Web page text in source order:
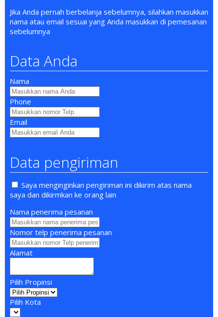
Jika Anda pernah berbelanja sebelumnya, silahkan masukkan
nama atau email sesuai yang Anda masukkan di pemesanan
sebelumnya
Data Anda
Nama
Phone
Email
Data pengiriman
Saya menginginkan pengiriman ini dikirim atas nama
saya dan dikirmkan ke orang lain
Nama penerima pesanan
Nomor telp penerima pesanan
Alamat
Pilih Propinsi
Pilih Kota